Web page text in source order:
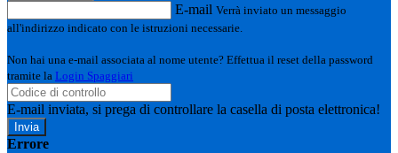
E-mail Verrà inviato un messaggio
all'indirizzo indicato con le istruzioni necessarie.
Non hai una e-mail associata al nome utente? Effettua il reset della password
tramite la Login Spaggiari
E-mail inviata, si prega di controllare la casella di posta elettronica!
Errore